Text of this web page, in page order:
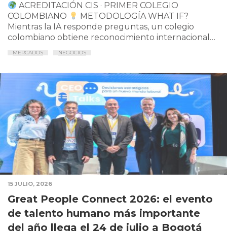
ACREDITACIÓN CIS · PRIMER COLEGIO
COLOMBIANO
METODOLOGÍA WHAT IF?
Mientras la IA responde preguntas, un colegio
colombiano obtiene reconocimiento internacional
MERCADOS NEGOCIOS
15 JULIO, 2026
Great People Connect 2026: el evento
de talento humano más importante
del año llega el 24 de julio a Bogotá